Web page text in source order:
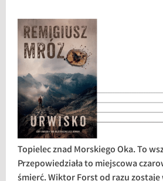
Topielec znad Morskiego Oka. To
Przepowiedziała to miejscowa
śmierć. Wiktor Forst od razu